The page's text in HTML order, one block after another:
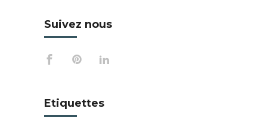
Suivez nous
Etiquettes